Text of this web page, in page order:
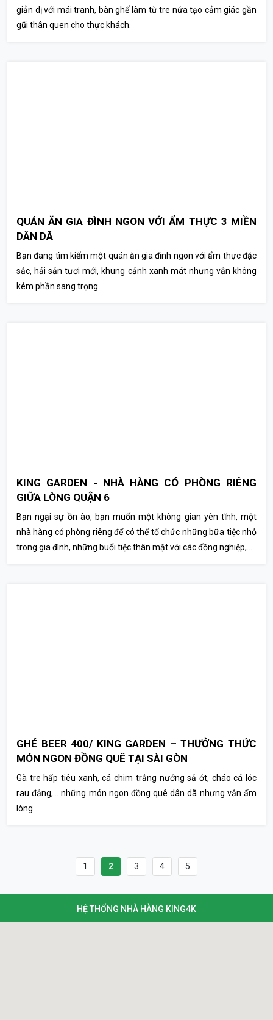
giản dị với mái tranh, bàn ghế làm từ tre nứa tạo cảm giác gần
gũi thân quen cho thực khách.
QUÁN ĂN GIA ĐÌNH NGON VỚI ẨM THỰC 3 MIỀN
DÂN DÃ
Bạn đang tìm kiếm một quán ăn gia đình ngon với ẩm thực đặc
sắc, hải sản tươi mới, khung cảnh xanh mát nhưng vẫn không
kém phần sang trọng.
KING GARDEN - NHÀ HÀNG CÓ PHÒNG RIÊNG
GIỮA LÒNG QUẬN 6
Bạn ngại sự ồn ào, bạn muốn một không gian yên tĩnh, một
nhà hàng có phòng riêng để có thể tổ chức những bữa tiệc nhỏ
trong gia đình, những buổi tiệc thân mật với các đồng nghiệp,...
GHÉ BEER 400/ KING GARDEN – THƯỞNG THỨC
MÓN NGON ĐỒNG QUÊ TẠI SÀI GÒN
Gà tre hấp tiêu xanh, cá chim trắng nướng sả ớt, cháo cá lóc
rau đắng,… những món ngon đồng quê dân dã nhưng vẫn ấm
lòng.
1 2 3 4 5
HỆ THỐNG NHÀ HÀNG KING4K